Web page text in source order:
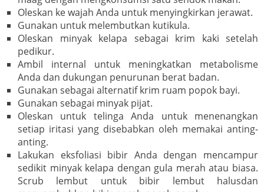
Oleskan ke wajah Anda untuk menyingkirkan jerawat.
Gunakan untuk melembutkan kutikula.
Oleskan minyak kelapa sebagai krim kaki setelah
pedikur.
Ambil internal untuk meningkatkan metabolisme
Anda dan dukungan penurunan berat badan.
Gunakan sebagai alternatif krim ruam popok bayi.
Gunakan sebagai minyak pijat.
Oleskan untuk telinga Anda untuk menenangkan
setiap iritasi yang disebabkan oleh memakai anting-
anting.
Lakukan eksfoliasi bibir Anda dengan mencampur
sedikit minyak kelapa dengan gula merah atau biasa.
Scrub lembut untuk bibir lembut halusdan